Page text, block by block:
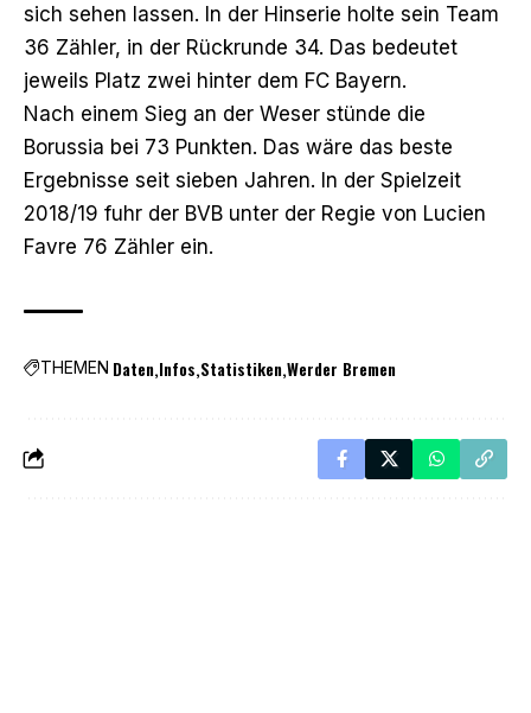
sich sehen lassen. In der Hinserie holte sein Team
36 Zähler, in der Rückrunde 34. Das bedeutet
jeweils Platz zwei hinter dem FC Bayern.
Nach einem Sieg an der Weser stünde die
Borussia bei 73 Punkten. Das wäre das beste
Ergebnisse seit sieben Jahren. In der Spielzeit
2018/19 fuhr der BVB unter der Regie von Lucien
Favre 76 Zähler ein.
THEMEN Daten Infos StatistikenWerder Bremen